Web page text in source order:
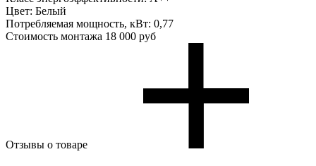
Цвет: Белый
Потребляемая мощность, кВт: 0,77
Стоимость монтажа 18 000 руб
Отзывы о товаре